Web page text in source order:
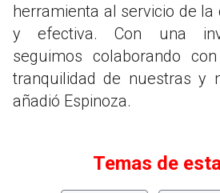
herramienta al servicio de
y efectiva. Con una
seguimos colaborando
tranquilidad de nuestras y
añadió Espinoza.
Temas de